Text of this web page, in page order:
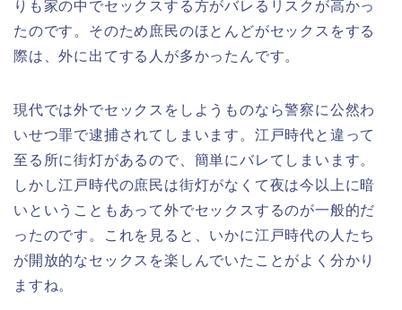
りも家の中でセックスする方がバレるリスクが高かっ
たのです。そのため庶民のほとんどがセックスをする
際は、外に出てする人が多かったんです。
現代では外でセックスをしようものなら警察に公然わ
いせつ罪で逮捕されてしまいます。江戸時代と違って
至る所に街灯があるので、簡単にバレてしまいます。
しかし江戸時代の庶民は街灯がなくて夜は今以上に暗
いということもあって外でセックスするのが一般的だ
ったのです。これを見ると、いかに江戸時代の人たち
が開放的なセックスを楽しんでいたことがよく分かり
ますね。